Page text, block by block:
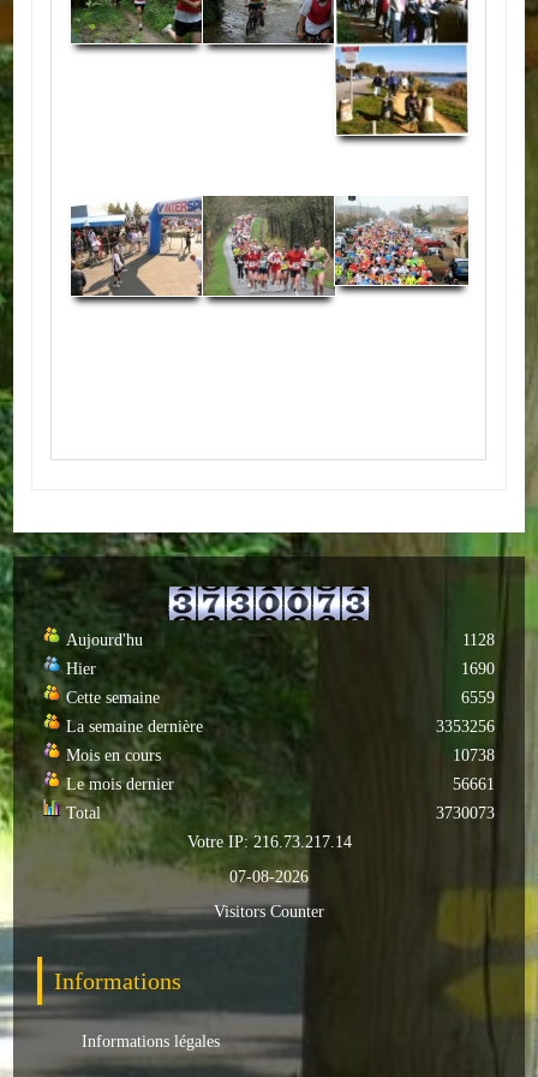
ACTUALITÉS
Ecole privée
ASSOCIATIONS
Sportives
Culturelles
Autres
ENTREPRISES
L'agriculture
Capitale du chrysanthème
Nos entreprises
Commerces
Hotels/Restaurants
Garages
Aujourd'hu
Hier
Cette semaine
La semaine dernière
Mois en cours
Le mois dernier
Total
1128
1690
6559
3353256
10738
56661
3730073
Votre IP: 216.73.217.14
07-08-2026
Visitors Counter
Informations
Informations légales